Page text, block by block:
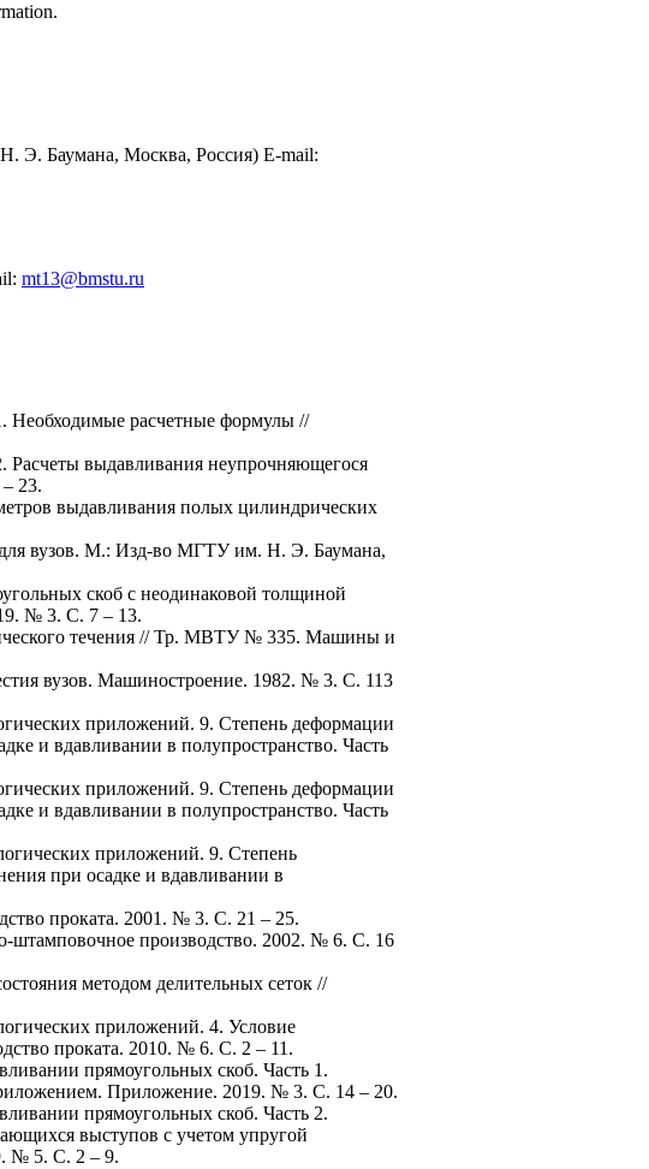
Э. Баумана, Москва, Россия) E-mail:
mt13@bmstu.ru
Необходимые расчетные формулы //
выдавливания неупрочняющегося
23.
выдавливания полых цилиндрических
для вузов. М.: Изд-во МГТУ им. Н. Э. Баумана,
скоб с неодинаковой толщиной
№ 3. С. 7 – 13.
течения // Тр. МВТУ № 335. Машины и
вузов. Машиностроение. 1982. № 3. С. 113
приложений. 9. Степень деформации
и вдавливании в полупространство. Часть
приложений. 9. Степень деформации
и вдавливании в полупространство. Часть
приложений. 9. Степень
при осадке и вдавливании в
проката. 2001. № 3. С. 21 – 25.
производство. 2002. № 6. С. 16
методом делительных сеток //
приложений. 4. Условие
проката. 2010. № 6. С. 2 – 11.
прямоугольных скоб. Часть 1.
Приложение. 2019. № 3. С. 14 – 20.
прямоугольных скоб. Часть 2.
выступов с учетом упругой
№ 5. С. 2 – 9.